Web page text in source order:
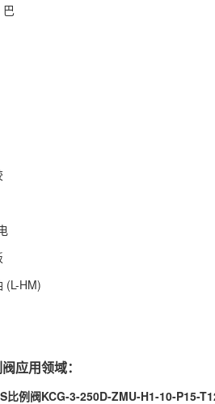
巴
(L-HM)
应用领域：
比例阀KCG-3-250D-ZMU-H1-10-P15-